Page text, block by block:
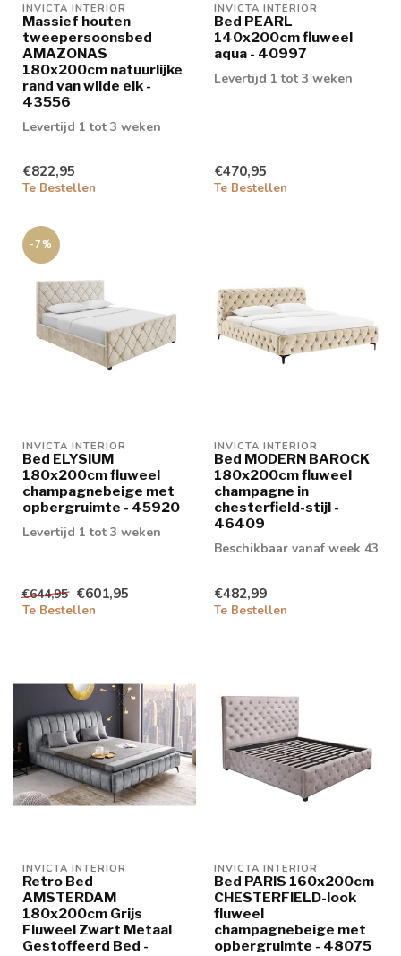
INVICTA INTERIOR
Massief houten
tweepersoonsbed
AMAZONAS
180x200cm natuurlijke
rand van wilde eik -
43556
Levertijd 1 tot 3 weken
€822,95
Te Bestellen
INVICTA INTERIOR
Bed PEARL
140x200cm fluweel
aqua - 40997
Levertijd 1 tot 3 weken
€470,95
Te Bestellen
-7%
INVICTA INTERIOR
Bed ELYSIUM
180x200cm fluweel
champagnebeige met
opbergruimte - 45920
Levertijd 1 tot 3 weken
€644,95 €601,95
Te Bestellen
INVICTA INTERIOR
Bed MODERN BAROCK
180x200cm fluweel
champagne in
chesterfield-stijl -
46409
Beschikbaar vanaf week 43
€482,99
Te Bestellen
INVICTA INTERIOR
Retro Bed
AMSTERDAM
180x200cm Grijs
Fluweel Zwart Metaal
Gestoffeerd Bed -
INVICTA INTERIOR
Bed PARIS 160x200cm
CHESTERFIELD-look
fluweel
champagnebeige met
opbergruimte - 48075